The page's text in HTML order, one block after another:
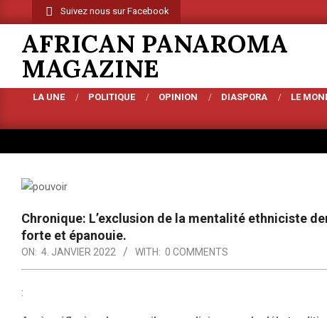
to
content
Suivez nous sur Facebook
AFRICAN PANAROMA
MAGAZINE
Menu
LA UNE POLITIQUE OPINION DIASPORA LE
Chronique: L’exclusion de la mentalité ethniciste
forte et épanouie.
ON: 4. JANVIER 2022 WITH: 0 COMMENTS
: